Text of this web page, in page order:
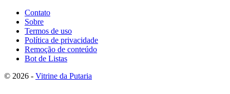
Contato
Sobre
Termos de uso
Política de privacidade
Remoção de conteúdo
Bot de Listas
© 2026 - Vitrine da Putaria